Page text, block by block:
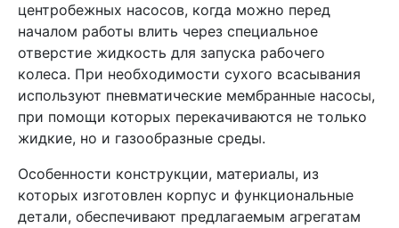
центробежных насосов, когда можно перед
началом работы влить через специальное
отверстие жидкость для запуска рабочего
колеса. При необходимости сухого всасывания
используют пневматические мембранные насосы,
при помощи которых перекачиваются не только
жидкие, но и газообразные среды.
Особенности конструкции, материалы, из
которых изготовлен корпус и функциональные
детали, обеспечивают предлагаемым агрегатам